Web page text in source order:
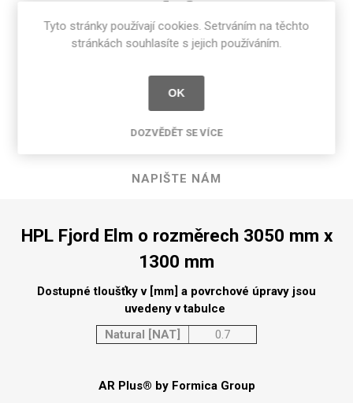
SPECIFIKACE PRODUKTU
RECENZE
NAPIŠTE NÁM
HPL Fjord Elm o rozměrech 3050 mm x
1300 mm
Dostupné tloušťky v [mm] a povrchové úpravy jsou
uvedeny v tabulce
Natural [NAT]
0.7
AR Plus® by Formica Group
Tyto stránky používají cookies. Setrváním na těchto
stránkách souhlasíte s jejich používáním.
OK
DOZVĚDĚT SE VÍCE